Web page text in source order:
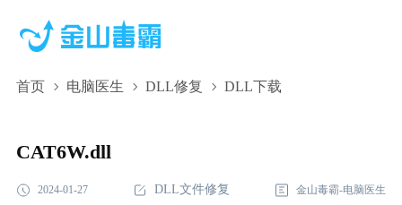
首页 电脑医生 DLL修复 DLL下载
CAT6W.dll,CAT6W.dll下载,CAT6W.dll修复
CAT6W.dll
2024-01-27 DLL文件修复 金山毒霸-电脑医生